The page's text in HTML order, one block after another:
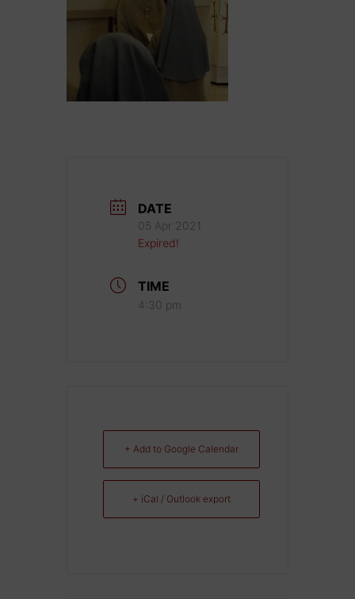
DATE
05 Apr 2021
Expired!
TIME
4:30 pm
+ Add to Google Calendar
+ iCal / Outlook export